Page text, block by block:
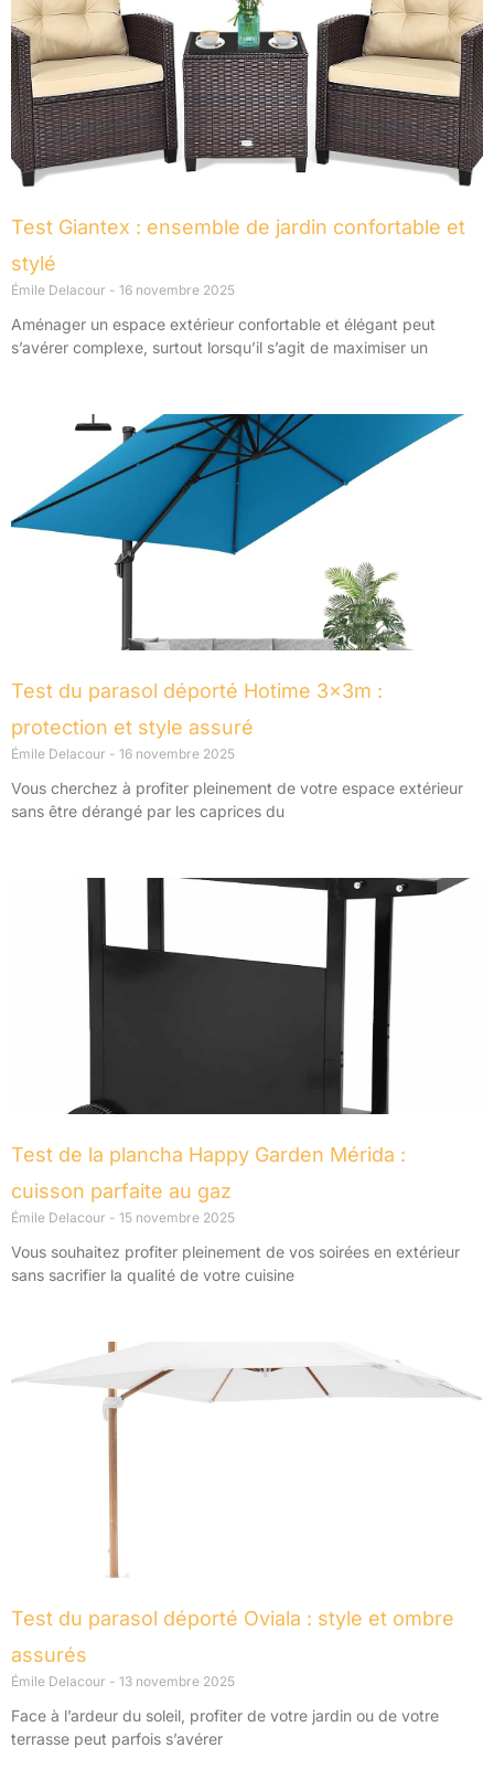
Test Giantex : ensemble de jardin confortable et
stylé
Émile Delacour 16 novembre 2025
Aménager un espace extérieur confortable et élégant peut
s’avérer complexe, surtout lorsqu’il s’agit de maximiser un
Test du parasol déporté Hotime 3x3m :
protection et style assuré
Émile Delacour 16 novembre 2025
Vous cherchez à profiter pleinement de votre espace extérieur
sans être dérangé par les caprices du
Test de la plancha Happy Garden Mérida :
cuisson parfaite au gaz
Émile Delacour 15 novembre 2025
Vous souhaitez profiter pleinement de vos soirées en extérieur
sans sacrifier la qualité de votre cuisine
Test du parasol déporté Oviala : style et ombre
assurés
Émile Delacour 13 novembre 2025
Face à l’ardeur du soleil, profiter de votre jardin ou de votre
terrasse peut parfois s’avérer